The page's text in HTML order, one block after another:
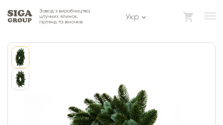
Завод з виробництва
штучних ялинок,
гірлянд та віночків
Укр